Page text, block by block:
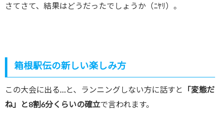
さてさて、結果はどうだったでしょうか（ﾆﾔﾘ）。
箱根駅伝の新しい楽しみ方
この大会に出る…と、ランニングしない方に話すと
「変態だ
ね」と8割6分くらいの確立で言われます。